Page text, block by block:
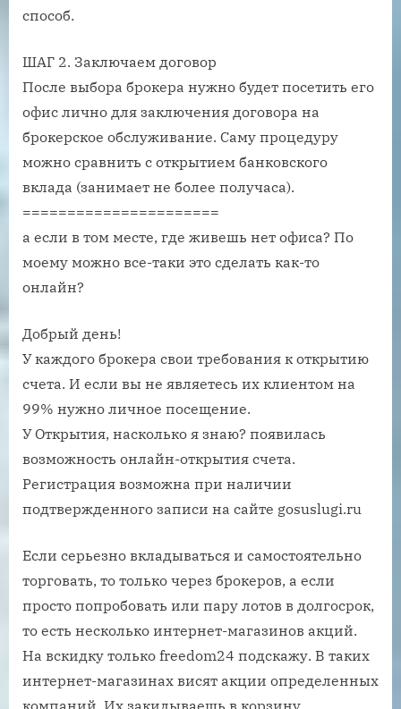
способ.
ШАГ 2. Заключаем договор
После выбора брокера нужно будет посетить его
офис лично для заключения договора на
брокерское обслуживание. Саму процедуру
можно сравнить с открытием банковского
вклада (занимает не более получаса).
======================
а если в том месте, где живешь нет офиса? По
моему можно все-таки это сделать как-то
онлайн?
Добрый день!
У каждого брокера свои требования к открытию
счета. И если вы не являетесь их клиентом на
99% нужно личное посещение.
У Открытия, насколько я знаю? появилась
возможность онлайн-открытия счета.
Регистрация возможна при наличии
подтвержденного записи на сайте gosuslugi.ru
Если серьезно вкладываться и самостоятельно
торговать, то только через брокеров, а если
просто попробовать или пару лотов в долгосрок,
то есть несколько интернет-магазинов акций.
На вскидку только freedom24 подскажу. В таких
интернет-магазинах висят акции определенных
компаний. Их закидываешь в корзину,